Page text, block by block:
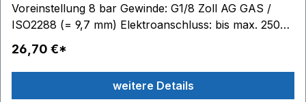
Voreinstellung 8 bar Gewinde: G1/8 Zoll AG GAS /
ISO2288 (= 9,7 mm) Elektroanschluss: bis max. 250V
26,70 €*
weitere Details